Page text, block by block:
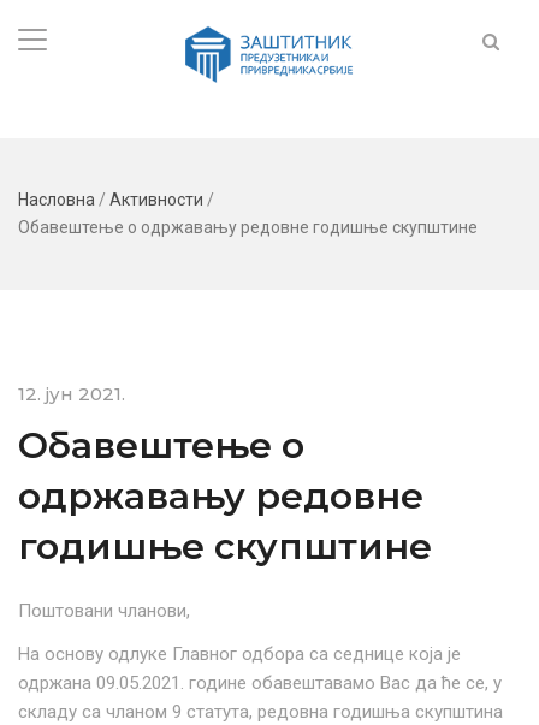
Насловна / Активности /
Обавештење о одржавању редовне годишње скупштине
12. јун 2021.
Обавештење о
одржавању редовне
годишње скупштине
Поштовани чланови,
На основу одлуке Главног одбора са седнице која је
одржана 09.05.2021. године обавештавамо Вас да ће се, у
складу са чланом 9 статута, редовна годишња скупштина